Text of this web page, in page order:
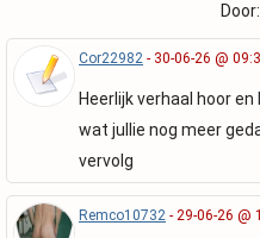
Door:
Cor22982 - 30-06-26 @
Heerlijk verhaal hoor
wat jullie nog meer
vervolg
Remco10732 - 29-06-26 @